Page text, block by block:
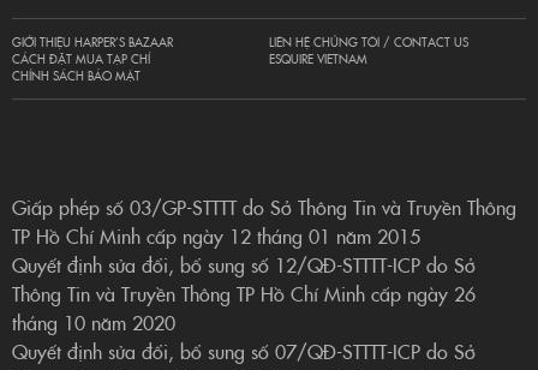
GIỚI THIỆU HARPER’S BAZAAR
CÁCH ĐẶT MUA TẠP CHÍ
CHÍNH SÁCH BẢO MẬT
LIÊN HỆ CHÚNG TÔI / CONTACT US
ESQUIRE VIETNAM
Giấp phép số 03/GP-STTTT do Sở Thông Tin và Truyền Thông
TP Hồ Chí Minh cấp ngày 12 tháng 01 năm 2015
Quyết định sửa đổi, bổ sung số 12/QĐ-STTTT-ICP do Sở
Thông Tin và Truyền Thông TP Hồ Chí Minh cấp ngày 26
tháng 10 năm 2020
Quyết định sửa đổi, bổ sung số 07/QĐ-STTTT-ICP do Sở